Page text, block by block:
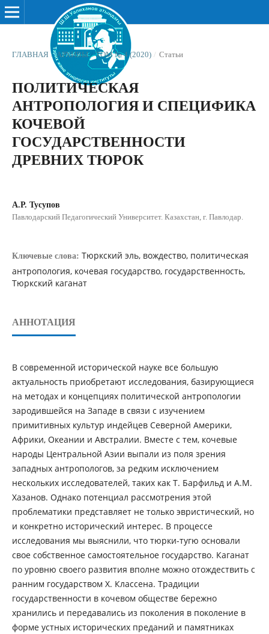
ГЛАВНАЯ / АРХИВЫ / ТОМ № 4 (2020) / Статьи
ПОЛИТИЧЕСКАЯ
АНТРОПОЛОГИЯ И СПЕЦИФИКА
КОЧЕВОЙ
ГОСУДАРСТВЕННОСТИ
ДРЕВНИХ ТЮРОК
А.Р. Тусупов
Павлодарский Педагогический Университет. Казахстан, г. Павлодар.
Ключевые слова: Тюркский эль, вождество, политическая
антропология, кочевая государство, государственность,
Тюркский каганат
АННОТАЦИЯ
В современной исторической науке все большую
актуальность приобретают исследования, базирующиеся
на методах и концепциях политической антропологии
зародившейся на Западе в связи с изучением
примитивных культур индейцев Северной Америки,
Африки, Океании и Австралии. Вместе с тем, кочевые
народы Центральной Азии выпали из поля зрения
западных антропологов, за редким исключением
нескольких исследователей, таких как Т. Барфильд и А.М.
Хазанов. Однако потенциал рассмотрения этой
проблематики представляет не только эвристический, но
и конкретно исторический интерес. В процессе
исследования мы выяснили, что тюрки-тугю основали
свое собственное самостоятельное государство. Каганат
по уровню своего развития вполне можно отождествить с
ранним государством Х. Классена. Традиции
государственности в кочевом обществе бережно
хранились и передавались из поколения в поколение в
форме устных исторических преданий и памятниках